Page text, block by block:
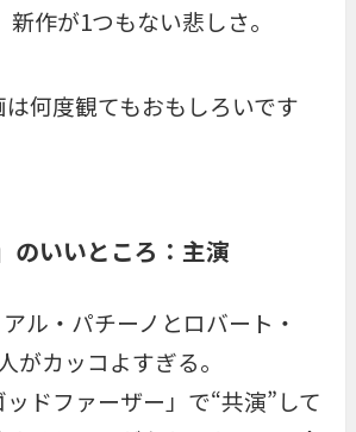
新作が1つもない悲しさ。
何度観てもおもしろいです
のいいところ：主演
ル・パチーノとロバート・
がカッコよすぎる。
ドファーザー」で“共演”して